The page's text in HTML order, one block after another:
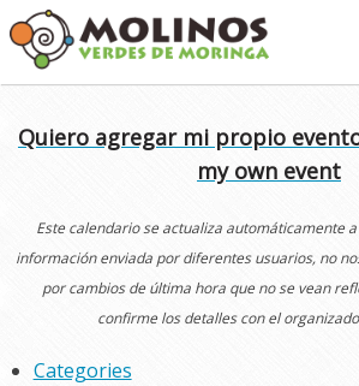
Skip
to
content
Quiero agregar mi propio
my own event
Este calendario se actualiza automáticamente
información enviada por diferentes usuarios, no
por cambios de última hora que no se vean
confirme los detalles con el
Categories